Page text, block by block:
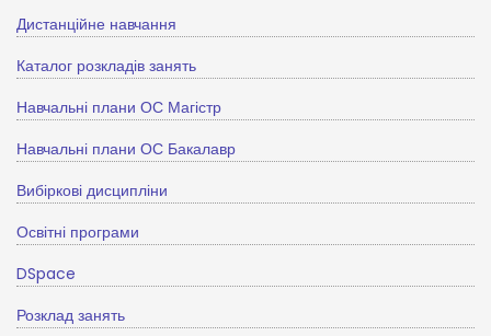
Дистанційне навчання
Каталог розкладів занять
Навчальні плани ОС Магістр
Навчальні плани ОС Бакалавр
Вибіркові дисципліни
Освітні програми
DSpace
Розклад занять